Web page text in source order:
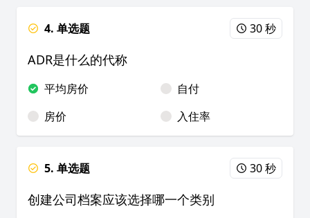
4. 单选题 30 秒
ADR是什么的代称
平均房价
自付
房价
入住率
5. 单选题 30 秒
创建公司档案应该选择哪一个类别